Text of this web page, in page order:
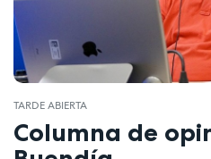
TARDE ABIERTA
Columna de